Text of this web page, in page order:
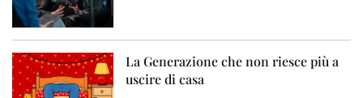
La Generazione che non riesce più a
uscire di casa